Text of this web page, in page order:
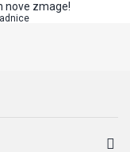
nove zmage!